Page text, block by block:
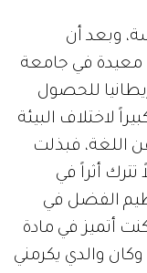
وبعد أن
في جامعة
للحصول
لاختلاف البيئة
اللغة، فبذلت
أثراً في
الفضل في
أتميز في مادة
وكان والدي يكرمني